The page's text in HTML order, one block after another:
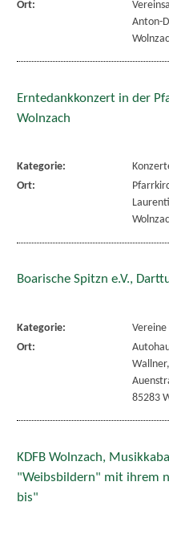
Ort:
Anton-
Erntedankkonzert in der
Wolnzach
Kategorie:
Ort:
Boarische Spitzn e.V.,
Kategorie:
Vereine
Ort:
Wallner,
85283
KDFB Wolnzach,
"Weibsbildern" mit ihrem
bis"